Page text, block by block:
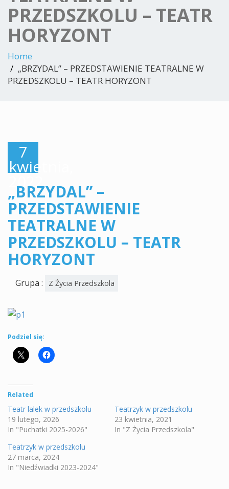
PRZEDSZKOLU – TEATR
HORYZONT
Home
„BRZYDAL” – PRZEDSTAWIENIE TEATRALNE W
PRZEDSZKOLU – TEATR HORYZONT
7
kwietnia,
2022
„BRZYDAL” –
PRZEDSTAWIENIE
TEATRALNE W
PRZEDSZKOLU – TEATR
HORYZONT
Grupa : Z Życia Przedszkola
Podziel się:
Related
Teatr lalek w przedszkolu
19 lutego, 2026
In "Puchatki 2025-2026"
Teatrzyk w przedszkolu
23 kwietnia, 2021
In "Z Życia Przedszkola"
Teatrzyk w przedszkolu
27 marca, 2024
In "Niedźwiadki 2023-2024"